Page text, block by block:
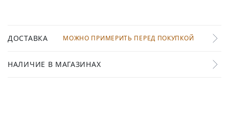
ДОСТАВКА МОЖНО ПРИМЕРИТЬ ПЕРЕД ПОКУПКОЙ
НАЛИЧИЕ В МАГАЗИНАХ